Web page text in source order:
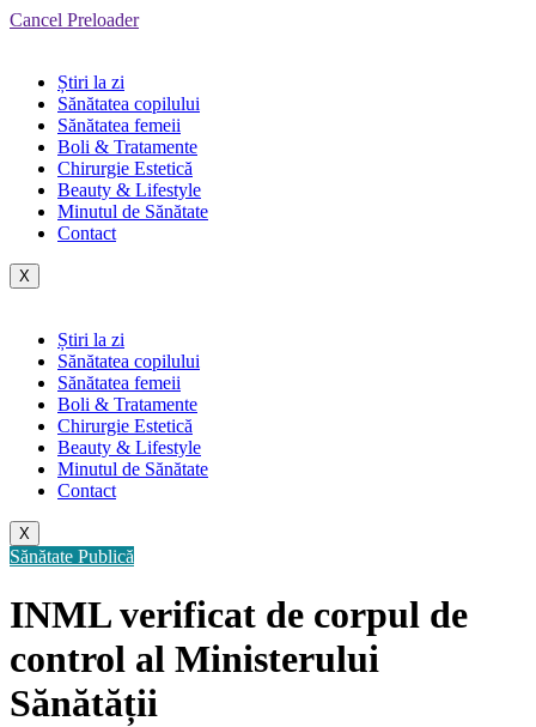
Cancel Preloader
Știri la zi
Sănătatea copilului
Sănătatea femeii
Boli & Tratamente
Chirurgie Estetică
Beauty & Lifestyle
Minutul de Sănătate
Contact
X
Știri la zi
Sănătatea copilului
Sănătatea femeii
Boli & Tratamente
Chirurgie Estetică
Beauty & Lifestyle
Minutul de Sănătate
Contact
X
Sănătate Publică
INML verificat de corpul de
control al Ministerului
Sănătății